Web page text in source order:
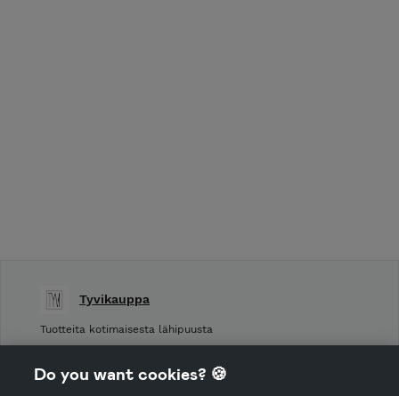
Tyvikauppa
Tuotteita kotimaisesta lähipuusta
Shop privacy policy
Do you want cookies? 🍪